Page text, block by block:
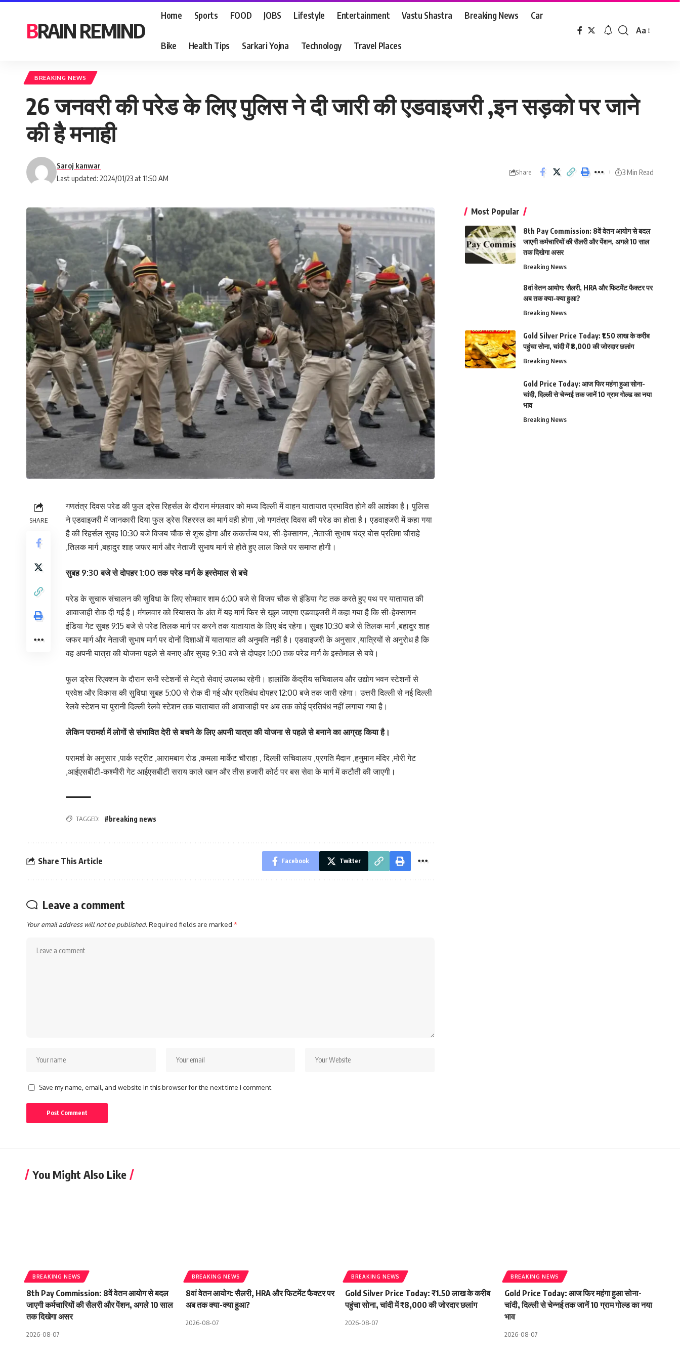
BRAIN REMIND
Home Sports FOOD JOBS Lifestyle Entertainment Vastu Shastra Breaking News Car
Bike Health Tips Sarkari Yojna Technology Travel Places
Font
Aa
BREAKING NEWS
26 जनवरी की परेड के लिए पुलिस ने दी जारी की एडवाइजरी ,इन सड़को पर जाने
की है मनाही
Last updated: 2024/01/23 at 11:50 AM
Saroj kanwar
Share 3 Min Read
SHARE
गणतंत्र दिवस परेड की फुल ड्रेस रिहर्सल के दौरान मंगलवार को मध्य दिल्ली में वाहन यातायात प्रभावित होने की आशंका है। पुलिस
ने एडवाइजरी में जानकारी दिया फुल ड्रेस रिहरस्ल का मार्ग वही होगा ,जो गणतंत्र दिवस की परेड का होता है। एडवाइजरी में कहा गया
है की रिहर्सल सुबह 10:30 बजे विजय चौक से शुरू होगा और ककर्त्तव्य पथ, सी-हेक्सागन, ,नेताजी सुभाष चंद्र बोस प्रतिमा चौराहे
,तिलक मार्ग ,बहादुर शाह जफर मार्ग और नेताजी सुभाष मार्ग से होते हुए लाल किले पर समाप्त होगी।
सुबह 9:30 बजे से दोपहर 1:00 तक परेड मार्ग के इस्तेमाल से बचे
परेड के सुचारु संचालन की सुविधा के लिए सोमवार शाम 6:00 बजे से विजय चौक से इंडिया गेट तक करते हुए पथ पर यातायात की
आवाजाही रोक दी गई है। मंगलवार को रियासत के अंत में यह मार्ग फिर से खुल जाएगा एडवाइजरी में कहा गया है कि सी-हेक्सागन
इंडिया गेट सुबह 9:15 बजे से परेड तिलक मार्ग पर करने तक यातायात के लिए बंद रहेगा। सुबह 10:30 बजे से तिलक मार्ग ,बहादुर शाह
जफर मार्ग और नेताजी सुभाष मार्ग पर दोनों दिशाओं में यातायात की अनुमति नहीं है। एडवाइजरी के अनुसार ,यात्रियों से अनुरोध है कि
वह अपनी यात्रा की योजना पहले से बनाए और सुबह 9:30 बजे से दोपहर 1:00 तक परेड मार्ग के इस्तेमाल से बचे।
फुल ड्रेस रिएक्शन के दौरान सभी स्टेशनों से मेट्रो सेवाएं उपलब्ध रहेगी। हालांकि केंद्रीय सचिवालय और उद्योग भवन स्टेशनों से
प्रवेश और विकास की सुविधा सुबह 5:00 से रोक दी गई और प्रतिबंध दोपहर 12:00 बजे तक जारी रहेगा। उत्तरी दिल्ली से नई दिल्ली
रेलवे स्टेशन या पुरानी दिल्ली रेलवे स्टेशन तक यातायात की आवाजाही पर अब तक कोई प्रतिबंध नहीं लगाया गया है।
लेकिन परामर्श में लोगों से संभावित देरी से बचने के लिए अपनी यात्रा की योजना से पहले से बनाने का आग्रह किया है।
परामर्श के अनुसार ,पार्क स्ट्रीट ,आरामबाग रोड ,कमला मार्केट चौराहा , दिल्ली सचिवालय ,प्रगति मैदान ,हनुमान मंदिर ,मोरी गेट
,आईएसबीटी-कश्मीरी गेट आईएसबीटी सराय काले खान और तीस हजारी कोर्ट पर बस सेवा के मार्ग में कटौती की जाएगी।
TAGGED: #breaking news
Share This Article Facebook Twitter
Leave a comment
Your email address will not be published.Required fields are marked *
Save my name, email, and website in this browser for the next time I comment.
Most Popular
8th Pay Commission: 8वें वेतन आयोग से बदल
जाएगी कर्मचारियों की सैलरी और पेंशन, अगले 10 साल
तक दिखेगा असर
Breaking News
8वां वेतन आयोग: सैलरी, HRA और फिटमेंट फैक्टर पर
अब तक क्या-क्या हुआ?
Breaking News
Gold Silver Price Today: ₹1.50 लाख के करीब
पहुंचा सोना, चांदी में ₹8,000 की जोरदार छलांग
Breaking News
Gold Price Today: आज फिर महंगा हुआ सोना-
चांदी, दिल्ली से चेन्नई तक जानें 10 ग्राम गोल्ड का नया
भाव
Breaking News
You Might Also Like
BREAKING NEWS
8th Pay Commission: 8वें वेतन आयोग से बदल
जाएगी कर्मचारियों की सैलरी और पेंशन, अगले 10 साल
तक दिखेगा असर
2026-08-07
BREAKING NEWS
8वां वेतन आयोग: सैलरी, HRA और फिटमेंट फैक्टर पर
अब तक क्या-क्या हुआ?
2026-08-07
BREAKING NEWS
Gold Silver Price Today: ₹1.50 लाख के करीब
पहुंचा सोना, चांदी में ₹8,000 की जोरदार छलांग
2026-08-07
BREAKING NEWS
Gold Price Today: आज फिर महंगा हुआ सोना-
चांदी, दिल्ली से चेन्नई तक जानें 10 ग्राम गोल्ड का नया
भाव
2026-08-07